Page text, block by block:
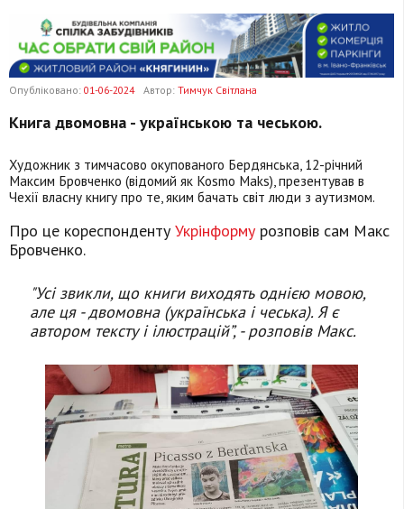
Опубліковано: 01-06-2024 Автор: Тимчук Світлана
Книга двомовна - українською та чеською.
Художник з тимчасово окупованого Бердянська, 12-річний
Максим Бровченко (відомий як Kosmo Maks), презентував в
Чехії власну книгу про те, яким бачать світ люди з аутизмом.
Про це кореспонденту Укрінформу розповів сам Макс
Бровченко.
"Усі звикли, що книги виходять однією мовою,
але ця - двомовна (українська і чеська). Я є
автором тексту і ілюстрацій”, - розповів Макс.